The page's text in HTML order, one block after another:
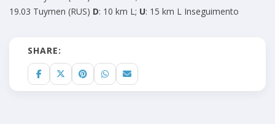
19.03 Tuymen (RUS) D: 10 km L; U: 15 km L Inseguimento
SHARE: